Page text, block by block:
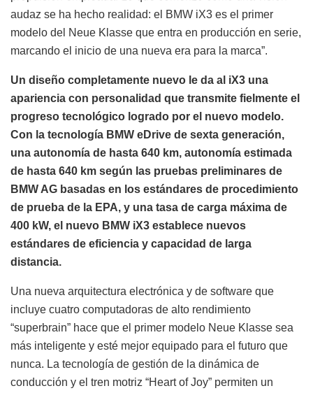
audaz se ha hecho realidad: el BMW iX3 es el primer
modelo del Neue Klasse que entra en producción en serie,
marcando el inicio de una nueva era para la marca”.
Un diseño completamente nuevo le da al iX3 una
apariencia con personalidad que transmite fielmente el
progreso tecnológico logrado por el nuevo modelo.
Con la tecnología BMW eDrive de sexta generación,
una autonomía de hasta 640 km, autonomía estimada
de hasta 640 km según las pruebas preliminares de
BMW AG basadas en los estándares de procedimiento
de prueba de la EPA, y una tasa de carga máxima de
400 kW, el nuevo BMW iX3 establece nuevos
estándares de eficiencia y capacidad de larga
distancia.
Una nueva arquitectura electrónica y de software que
incluye cuatro computadoras de alto rendimiento
“superbrain” hace que el primer modelo Neue Klasse sea
más inteligente y esté mejor equipado para el futuro que
nunca. La tecnología de gestión de la dinámica de
conducción y el tren motriz “Heart of Joy” permiten un